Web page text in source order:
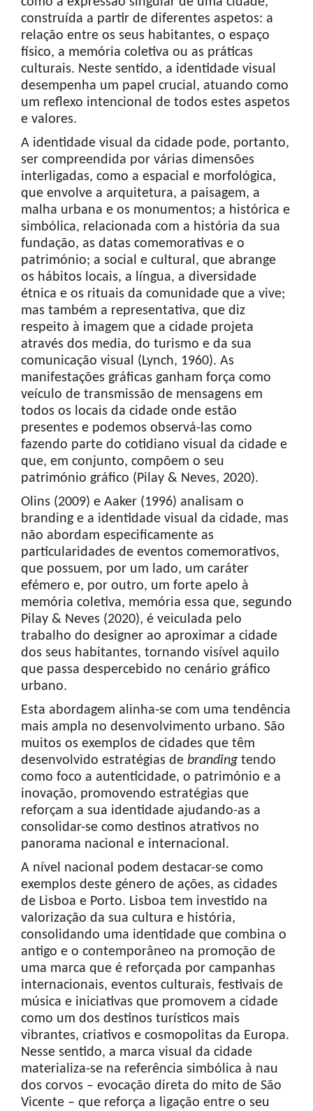
construída a partir de diferentes aspetos: a
relação entre os seus habitantes, o espaço
físico, a memória coletiva ou as práticas
culturais. Neste sentido, a identidade visual
desempenha um papel crucial, atuando como
um reflexo intencional de todos estes aspetos
e valores.
A identidade visual da cidade pode, portanto,
ser compreendida por várias dimensões
interligadas, como a espacial e morfológica,
que envolve a arquitetura, a paisagem, a
malha urbana e os monumentos; a histórica e
simbólica, relacionada com a história da sua
fundação, as datas comemorativas e o
património; a social e cultural, que abrange
os hábitos locais, a língua, a diversidade
étnica e os rituais da comunidade que a vive;
mas também a representativa, que diz
respeito à imagem que a cidade projeta
através dos media, do turismo e da sua
comunicação visual (Lynch, 1960). As
manifestações gráficas ganham força como
veículo de transmissão de mensagens em
todos os locais da cidade onde estão
presentes e podemos observá-las como
fazendo parte do cotidiano visual da cidade e
que, em conjunto, compõem o seu
património gráfico (Pilay & Neves, 2020).
Olins (2009) e Aaker (1996) analisam o
branding e a identidade visual da cidade, mas
não abordam especificamente as
particularidades de eventos comemorativos,
que possuem, por um lado, um caráter
efémero e, por outro, um forte apelo à
memória coletiva, memória essa que, segundo
Pilay & Neves (2020), é veiculada pelo
trabalho do designer ao aproximar a cidade
dos seus habitantes, tornando visível aquilo
que passa despercebido no cenário gráfico
urbano.
Esta abordagem alinha-se com uma tendência
mais ampla no desenvolvimento urbano. São
muitos os exemplos de cidades que têm
desenvolvido estratégias de branding tendo
como foco a autenticidade, o património e a
inovação, promovendo estratégias que
reforçam a sua identidade ajudando-as a
consolidar-se como destinos atrativos no
panorama nacional e internacional.
A nível nacional podem destacar-se como
exemplos deste género de ações, as cidades
de Lisboa e Porto. Lisboa tem investido na
valorização da sua cultura e história,
consolidando uma identidade que combina o
antigo e o contemporâneo na promoção de
uma marca que é reforçada por campanhas
internacionais, eventos culturais, festivais de
música e iniciativas que promovem a cidade
como um dos destinos turísticos mais
vibrantes, criativos e cosmopolitas da Europa.
Nesse sentido, a marca visual da cidade
materializa-se na referência simbólica à nau
dos corvos – evocação direta do mito de São
Vicente – que reforça a ligação entre o seu